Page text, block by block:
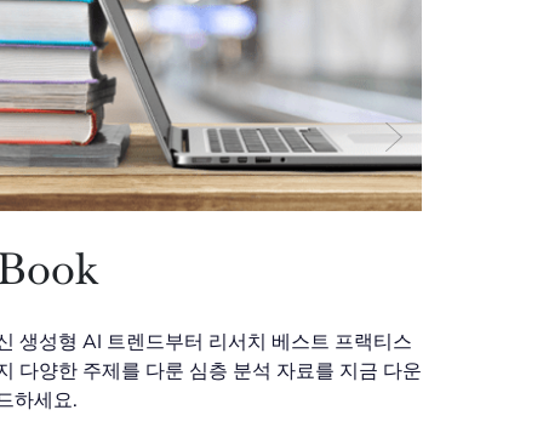
생성형 AI 트렌드부터 리서치 베스트 프랙티스
다양한 주제를 다룬 심층 분석 자료를 지금 다운
하세요.